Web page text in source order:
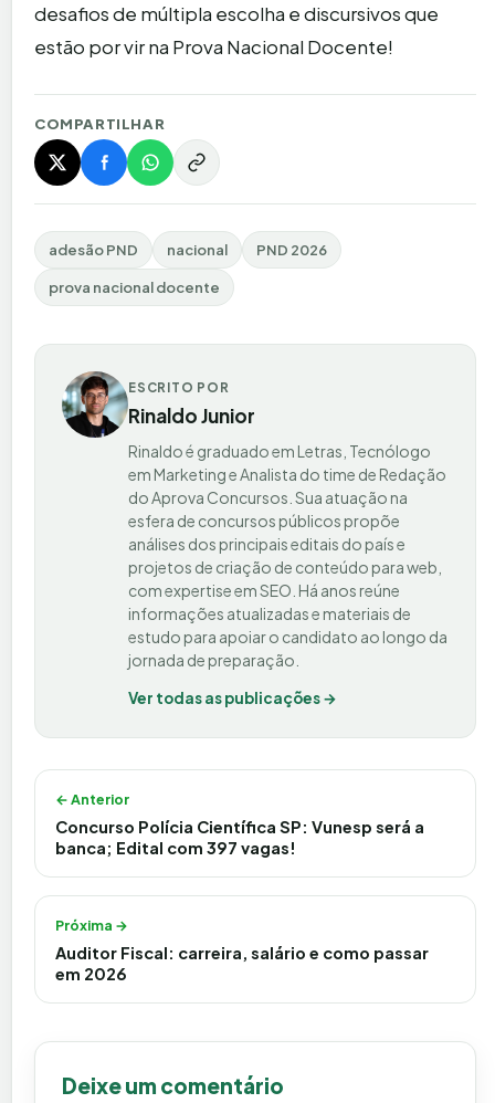
desafios de múltipla escolha e discursivos que
estão por vir na Prova Nacional Docente!
COMPARTILHAR
adesão PND nacional PND 2026
prova nacional docente
ESCRITO POR
Rinaldo Junior
Rinaldo é graduado em Letras, Tecnólogo
em Marketing e Analista do time de Redação
do Aprova Concursos. Sua atuação na
esfera de concursos públicos propõe
análises dos principais editais do país e
projetos de criação de conteúdo para web,
com expertise em SEO. Há anos reúne
informações atualizadas e materiais de
estudo para apoiar o candidato ao longo da
jornada de preparação.
Ver todas as publicações →
Navegação de Post
← Anterior
Concurso Polícia Científica SP: Vunesp será a
banca; Edital com 397 vagas!
Próxima →
Auditor Fiscal: carreira, salário e como passar
em 2026
Deixe um comentário